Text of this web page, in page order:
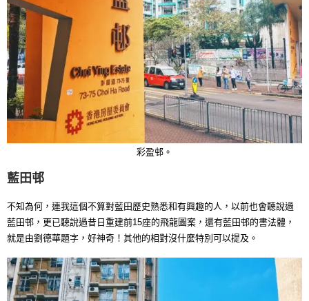
彩盈邨。
藍田邨
不知為何，連我這個不算對藍田歷史熟悉和有興趣的人，以前也會聽說過
藍田邨，更已聽說過昔日重建前15座的飛龍圖案，還有藍田邨的書法體，
就是由劉德華題字，好神奇！其他的相對沒什麼特別可以提及。